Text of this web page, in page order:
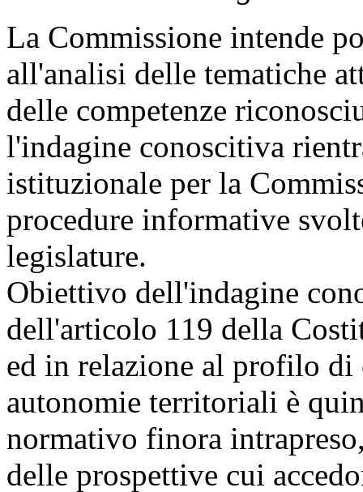
La Commissione intende
all'analisi delle tematiche
delle competenze
l'indagine conoscitiva
istituzionale per la
procedure informative
legislature.
Obiettivo dell'indagine
dell'articolo 119 della
ed in relazione al profilo di
autonomie territoriali è
normativo finora
delle prospettive cui